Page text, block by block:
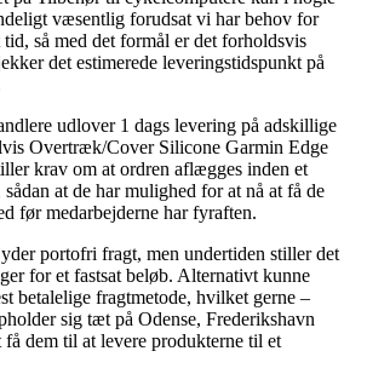
væsentlig forudsat vi har behov for
så med det formål er det forholdsvis
det estimerede leveringstidspunkt på
udlover 1 dags levering på adskillige
Overtræk/Cover Silicone Garmin Edge
krav om at ordren aflægges inden et
at de har mulighed for at nå at få de
før medarbejderne har fyraften.
portofri fragt, men undertiden stiller det
for et fastsat beløb. Alternativt kunne
betalelige fragtmetode, hvilket gerne –
sig tæt på Odense, Frederikshavn
få dem til at levere produkterne til et